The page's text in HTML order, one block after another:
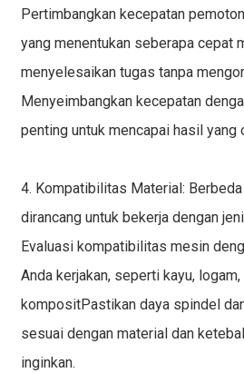
Pertimbangkan kecepatan
yang menentukan seberapa cepat
menyelesaikan tugas tanpa
Menyeimbangkan kecepatan
penting untuk mencapai hasil yang
4. Kompatibilitas Material: Berbeda
dirancang untuk bekerja dengan
Evaluasi kompatibilitas mesin
Anda kerjakan, seperti kayu,
kompositPastikan daya spindel
sesuai dengan material dan
inginkan.